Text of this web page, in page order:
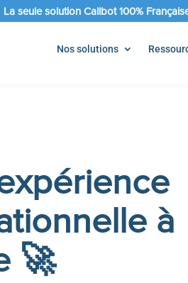
La seule solution Callbot 100%
Nos solutions
à
🚀